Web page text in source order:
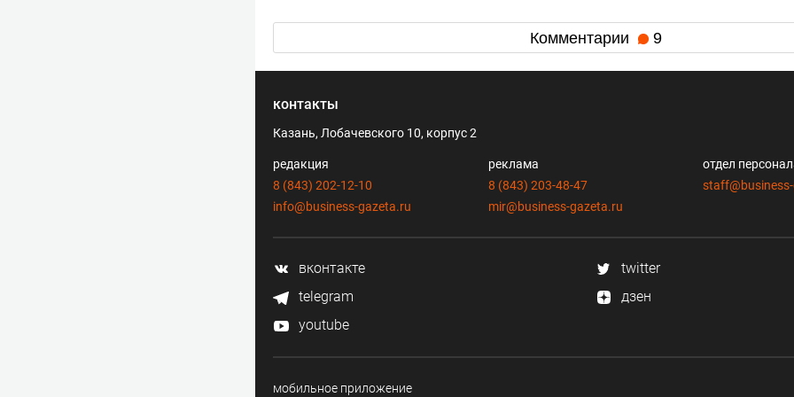
Комментарии 9
контакты
Казань, Лобачевского 10, корпус 2
редакция
8 (843) 202-12-10
info@business-gazeta.ru
реклама
8 (843) 203-48-47
mir@business-gazeta.ru
отдел
вконтакте
twitter
telegram
дзен
youtube
мобильное приложение